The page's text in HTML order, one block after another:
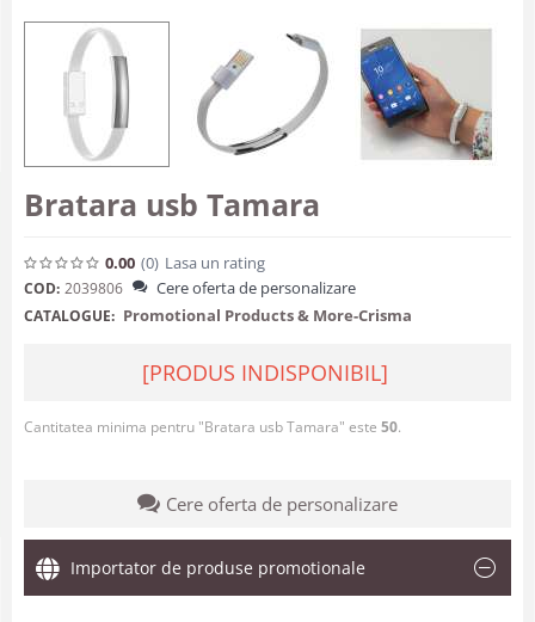
Bratara usb Tamara
0.00 (0) Lasa un rating
COD: 2039806 Cere oferta de personalizare
CATALOGUE: Promotional Products & More-Crisma
[PRODUS INDISPONIBIL]
Cantitatea minima pentru "Bratara usb Tamara" este 50.
Cere oferta de personalizare
Importator de produse promotionale